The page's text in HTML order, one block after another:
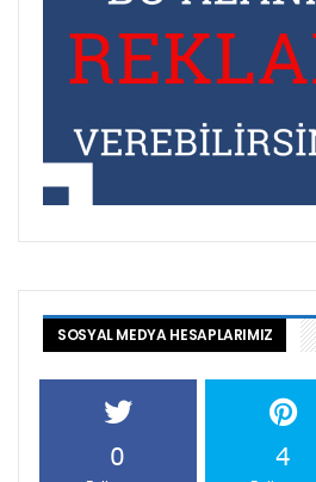
SOSYAL MEDYA HESAPLARIMIZ
0 4